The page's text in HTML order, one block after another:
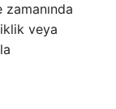
veya